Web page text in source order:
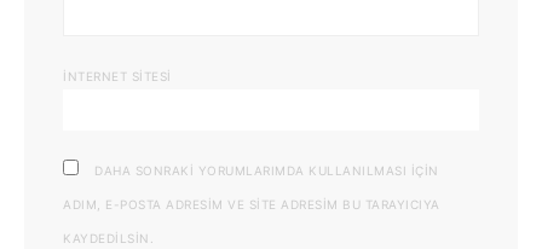
İNTERNET SITESI
DAHA SONRAKI YORUMLARIMDA KULLANILMASI IÇIN
ADIM, E-POSTA ADRESIM VE SITE ADRESIM BU TARAYICIYA
KAYDEDILSIN.